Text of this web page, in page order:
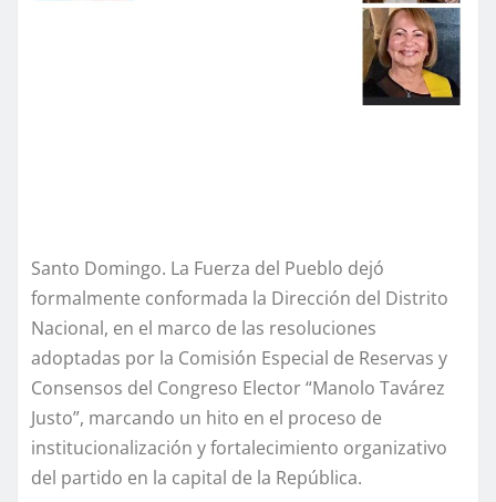
Santo Domingo. La Fuerza del Pueblo dejó
formalmente conformada la Dirección del Distrito
Nacional, en el marco de las resoluciones
adoptadas por la Comisión Especial de Reservas y
Consensos del Congreso Elector “Manolo Tavárez
Justo”, marcando un hito en el proceso de
institucionalización y fortalecimiento organizativo
del partido en la capital de la República.